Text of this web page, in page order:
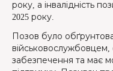
року, а інвалідність
2025 року.
Позов було
забезпечення та має